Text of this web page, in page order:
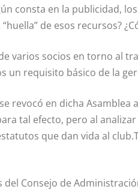
consta en la publicidad,
de esos recursos?
varios socios en torno al
un requisito básico de la
revocó en dicha
tal efecto, pero al
que dan vida al
del Consejo de